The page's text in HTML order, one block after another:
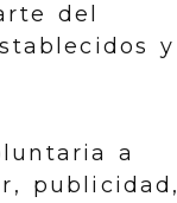
del
y
a
publicidad,